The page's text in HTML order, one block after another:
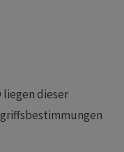
liegen dieser